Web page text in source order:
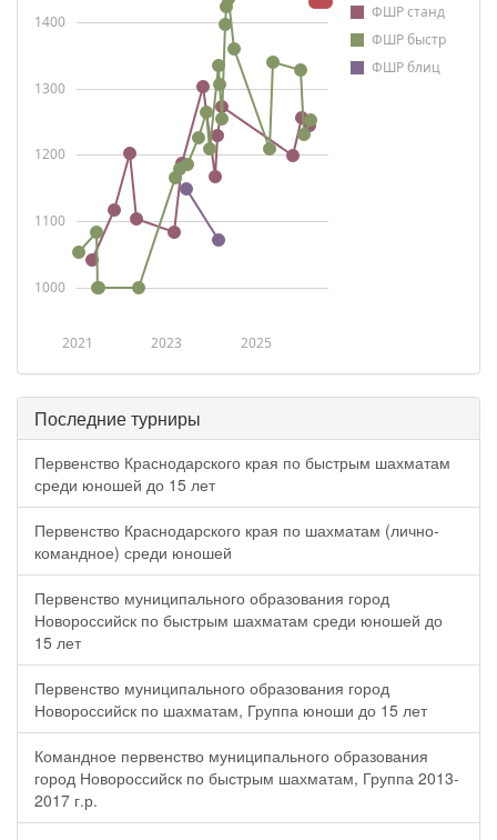
ФШР станд
ФШР быстр
ФШР блиц
2021 2023 2025
1000
1100
1200
1300
1400
Последние турниры
Первенство Краснодарского края по быстрым шахматам
среди юношей до 15 лет
Первенство Краснодарского края по шахматам (лично-
командное) среди юношей
Первенство муниципального образования город
Новороссийск по быстрым шахматам среди юношей до
15 лет
Первенство муниципального образования город
Новороссийск по шахматам, Группа юноши до 15 лет
Командное первенство муниципального образования
город Новороссийск по быстрым шахматам, Группа 2013-
2017 г.р.